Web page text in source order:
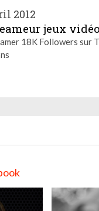
2012
jeux
18K Followers sur